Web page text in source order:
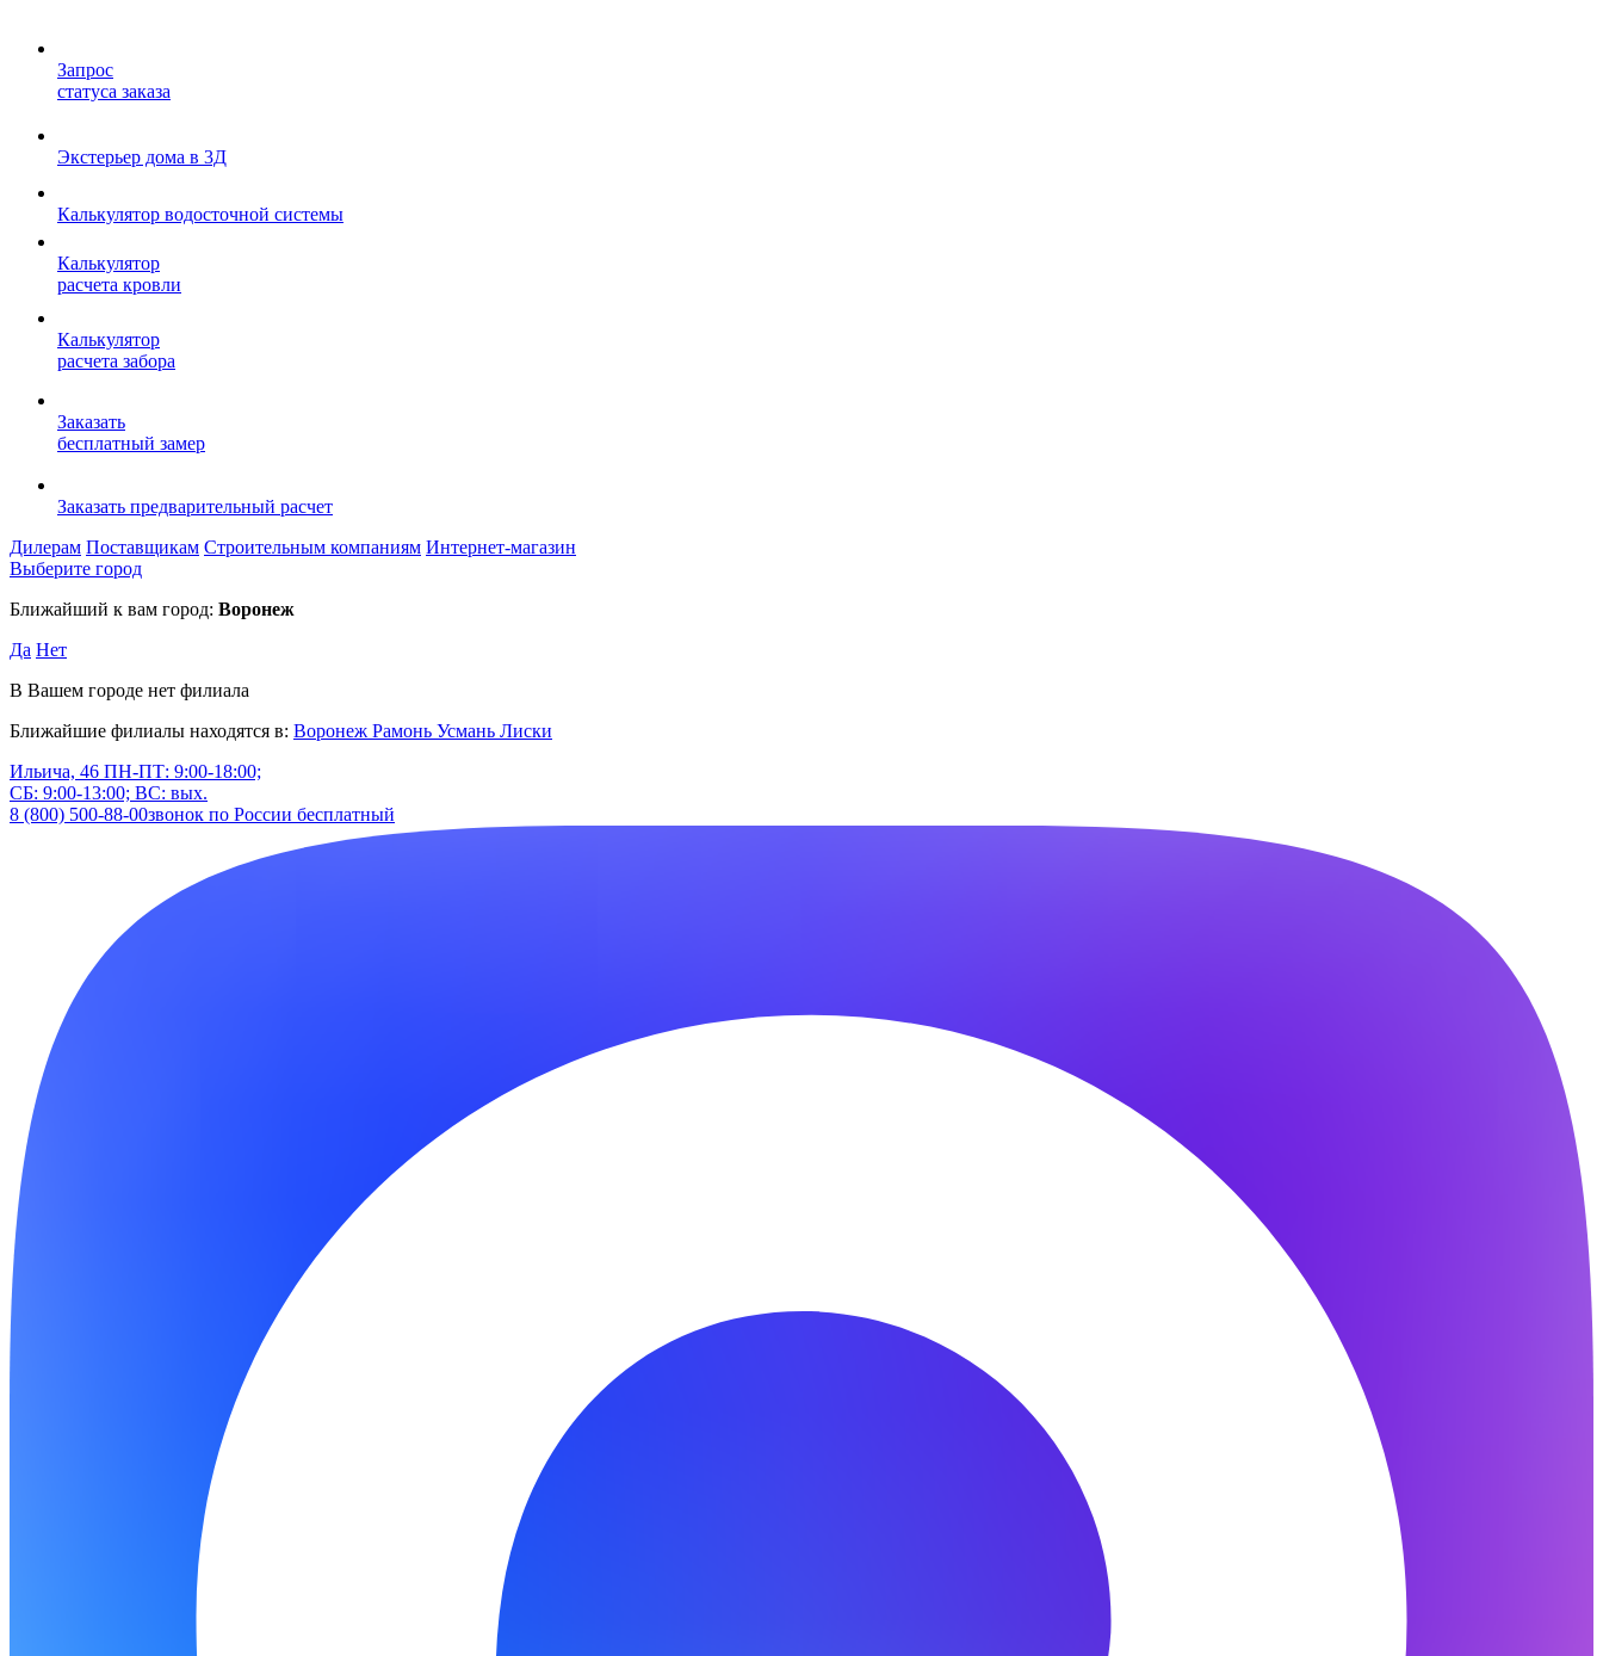
Запрос
статуса заказа
Экстерьер дома в 3Д
Калькулятор водосточной системы
Калькулятор
расчета кровли
Калькулятор
расчета забора
Заказать
бесплатный замер
Заказать предварительный расчет
Дилерам Поставщикам Строительным компаниям Интернет-магазин
Выберите город
Ближайший к вам город: Воронеж
Да Нет
В Вашем городе нет филиала
Ближайшие филиалы находятся в: Воронеж Рамонь Усмань Лиски
Ильича, 46 ПН-ПТ: 9:00-18:00;
СБ: 9:00-13:00; ВС: вых.
8 (800) 500-88-00звонок по России бесплатный